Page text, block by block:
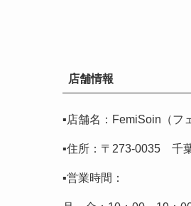
店舗情報
▪️店舗名：FemiSoin（フ
▪️住所：〒273-0035 千
▪️営業時間：